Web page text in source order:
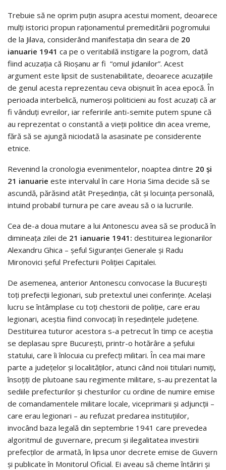
Trebuie să ne oprim puțin asupra acestui moment, deoarece
mulți istorici propun raționamentul premeditării pogromului
de la Jilava, considerând manifestația din seara de 20
ianuarie 1941 ca pe o veritabilă instigare la pogrom, dată
fiind acuzația că Rioșanu ar fi “omul jidanilor”. Acest
argument este lipsit de sustenabilitate, deoarece acuzațiile
de genul acesta reprezentau ceva obișnuit în acea epocă. În
perioada interbelică, numeroși politicieni au fost acuzați că ar
fi vânduți evreilor, iar referirile anti-semite putem spune că
au reprezentat o constantă a vieții politice din acea vreme,
fără să se ajungă niciodată la asasinate pe considerente
etnice.
Revenind la cronologia evenimentelor, noaptea dintre 20 și
21 ianuarie este intervalul în care Horia Sima decide să se
ascundă, părăsind atât Președinția, cât și locuința personală,
intuind probabil turnura pe care aveau să o ia lucrurile.
Cea de-a doua mutare a lui Antonescu avea să se producă în
dimineața zilei de 21 ianuarie 1941: destituirea legionarilor
Alexandru Ghica – șeful Siguranței Generale și Radu
Mironovici șeful Prefecturii Poliției Capitalei.
De asemenea, anterior Antonescu convocase la București
toți prefecții legionari, sub pretextul unei conferinţe. Același
lucru se întâmplase cu toți chestorii de poliție, care erau
legionari, aceștia fiind convocați în reședințele județene.
Destituirea tuturor acestora s-a petrecut în timp ce aceştia
se deplasau spre Bucureşti, printr-o hotărâre a șefului
statului, care îi înlocuia cu prefecţi militari. În cea mai mare
parte a județelor și localităților, atunci când noii titulari numiți,
însoțiți de plutoane sau regimente militare, s-au prezentat la
sediile prefecturilor și chesturilor cu ordine de numire emise
de comandamentele militare locale, viceprimarii și adjuncții –
care erau legionari – au refuzat predarea instituțiilor,
invocând baza legală din septembrie 1941 care prevedea
algoritmul de guvernare, precum și ilegalitatea investirii
prefecților de armată, în lipsa unor decrete emise de Guvern
și publicate în Monitorul Oficial. Ei aveau să cheme întăriri și